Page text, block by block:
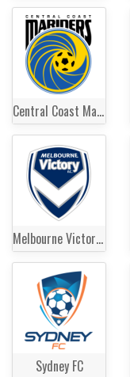
Central Coast Mariners
Melbourne Victory FC
Sydney FC